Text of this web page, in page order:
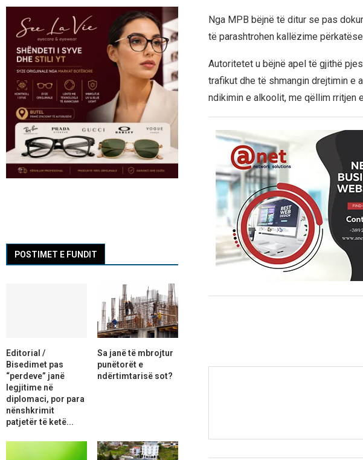
Nga MPB bëjnë të ditur se pas
të parashtrohen kallëzime
Autoritetet u bëjnë apel të gjithë
trafikut dhe të shmangin drejtimin e
ndikimin e alkoolit, me qëllim rritjen
POSTIMET E FUNDIT
Editorial /
Bisedimet pas
“perdeve” janë
legjitime në
diplomaci, por para
nënshkrimit
patjetër të ketë...
Sa janë të mbrojtur
punëtorët e
ndërtimtarisë sot?